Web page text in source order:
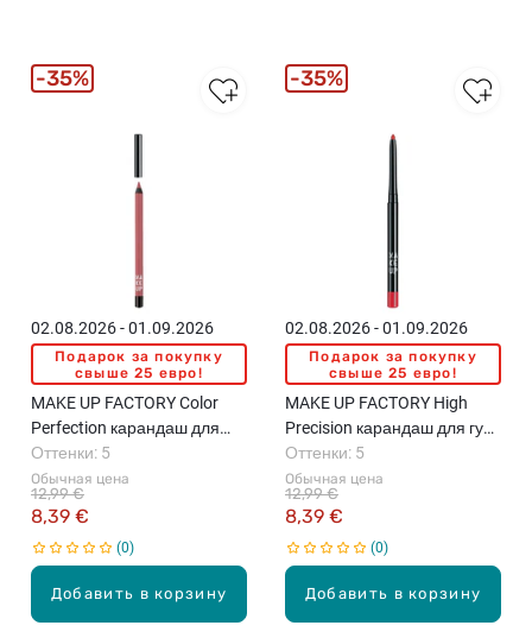
Добавить в корзину
02.08.2026 - 01.09.2026
Подарок за покупку
свыше 25 евро!
MAKE UP FACTORY Color
Perfection карандаш для
губ, 1.2г
Обычная цена
8,39 €
12,99 €
Оттенки: 5
0
35%
Добавить в корзину
02.08.2026 - 01.09.2026
Подарок за покупку
свыше 25 евро!
MAKE UP FACTORY High
Precision карандаш для губ,
0.35г
Обычная цена
8,39 €
12,99 €
Оттенки: 5
0
35%